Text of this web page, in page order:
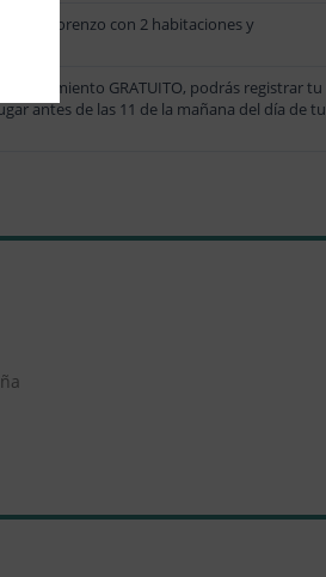
San Lorenzo con 2 habitaciones y
GRATUITO, podrás registrar tu
antes de las 11 de la mañana del día de tu